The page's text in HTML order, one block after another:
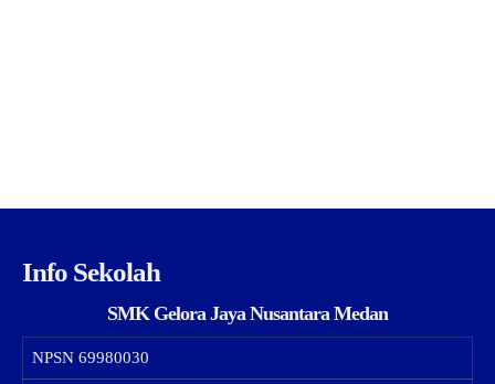
Info Sekolah
SMK Gelora Jaya Nusantara Medan
NPSN 69980030